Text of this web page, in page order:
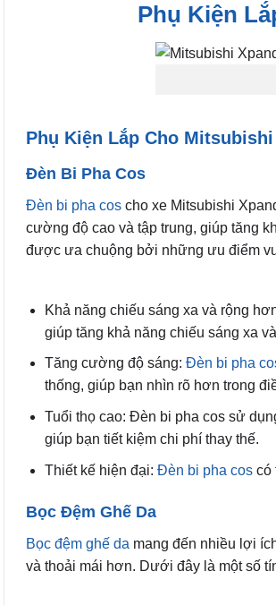
Phụ Kiện
Phụ Kiện Lắp Cho Mitsubishi
Đèn Bi Pha Cos
Đèn bi pha cos cho xe Mitsubishi
cường độ cao và tập trung, giúp tăng
được ưa chuộng bởi những ưu điểm
Khả năng chiếu sáng xa và rộng
giúp tăng khả năng chiếu sáng xa
Tăng cường độ sáng: Đèn bi pha
thống, giúp bạn nhìn rõ hơn trong
Tuổi thọ cao: Đèn bi pha cos sử
giúp bạn tiết kiệm chi phí thay thế.
Thiết kế hiện đại: Đèn bi pha coscó
Bọc Đệm Ghế Da
Bọc đệm ghế da mang đến nhiều lợi
và thoải mái hơn. Dưới đây là một số